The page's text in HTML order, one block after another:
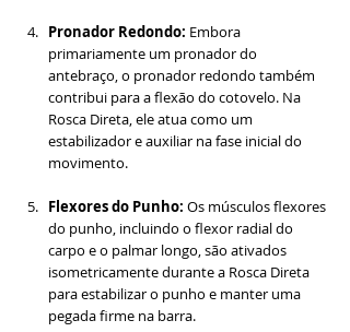
Pronador Redondo: Embora
primariamente um pronador do
antebraço, o pronador redondo também
contribui para a flexão do cotovelo. Na
Rosca Direta, ele atua como um
estabilizador e auxiliar na fase inicial do
movimento.
Flexores do Punho: Os músculos flexores
do punho, incluindo o flexor radial do
carpo e o palmar longo, são ativados
isometricamente durante a Rosca Direta
para estabilizar o punho e manter uma
pegada firme na barra.